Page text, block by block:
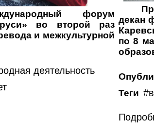
форум
во второй раз
и межкультурной
деятельность
декан
по 8
Теги